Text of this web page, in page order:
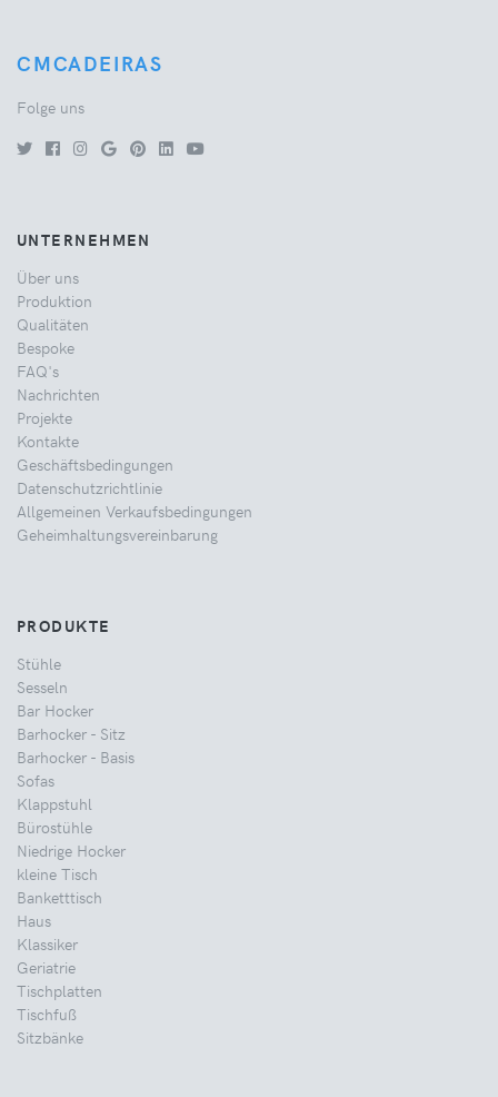
CMCADEIRAS
Folge uns
UNTERNEHMEN
Über uns
Produktion
Qualitäten
Bespoke
FAQ's
Nachrichten
Projekte
Kontakte
Geschäftsbedingungen
Datenschutzrichtlinie
Allgemeinen Verkaufsbedingungen
Geheimhaltungsvereinbarung
PRODUKTE
Stühle
Sesseln
Bar Hocker
Barhocker - Sitz
Barhocker - Basis
Sofas
Klappstuhl
Bürostühle
Niedrige Hocker
kleine Tisch
Banketttisch
Haus
Klassiker
Geriatrie
Tischplatten
Tischfuß
Sitzbänke